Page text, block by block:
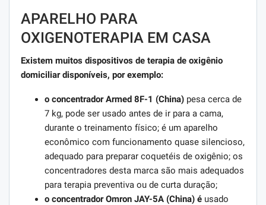
APARELHO PARA
OXIGENOTERAPIA EM CASA
Existem muitos dispositivos de terapia de oxigênio
domiciliar disponíveis, por exemplo:
o concentrador Armed 8F-1 (China) pesa cerca de
7 kg, pode ser usado antes de ir para a cama,
durante o treinamento físico; é um aparelho
econômico com funcionamento quase silencioso,
adequado para preparar coquetéis de oxigênio; os
concentradores desta marca são mais adequados
para terapia preventiva ou de curta duração;
o concentrador Omron JAY-5A (China) é usado